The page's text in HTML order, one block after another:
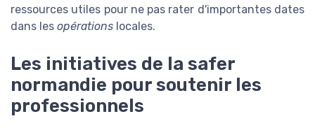
ressources utiles pour ne pas rater d'importantes dates
dans les opérations locales.
Les initiatives de la safer
normandie pour soutenir les
professionnels